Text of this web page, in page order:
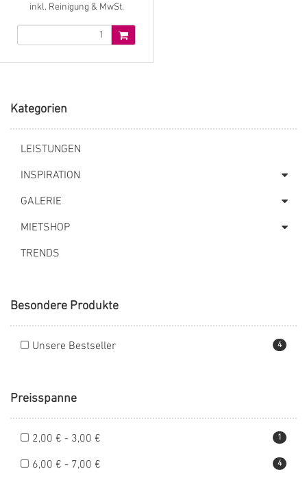
inkl. Reinigung & MwSt.
Kategorien
LEISTUNGEN
INSPIRATION
GALERIE
MIETSHOP
TRENDS
Besondere Produkte
4
Unsere Bestseller
Preisspanne
1
2,00 € - 3,00 €
4
6,00 € - 7,00 €